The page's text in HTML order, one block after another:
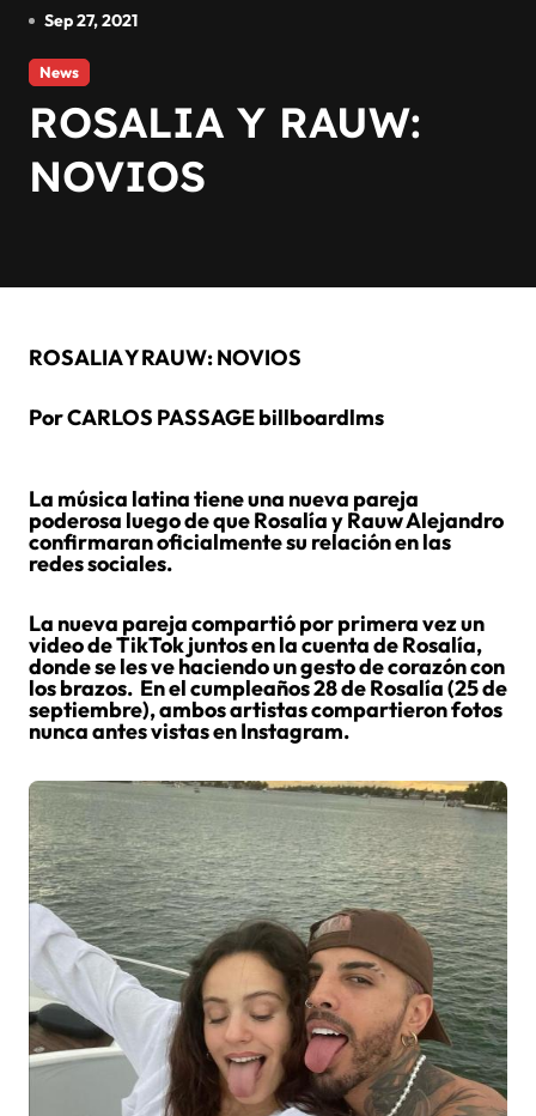
Sep 27, 2021
News
ROSALIA Y RAUW:
NOVIOS
ROSALIA Y RAUW: NOVIOS
Por CARLOS PASSAGE billboardlms
La música latina tiene una nueva pareja
poderosa luego de que Rosalía y Rauw Alejandro
confirmaran oficialmente su relación en las
redes sociales.
La nueva pareja compartió por primera vez un
video de TikTok juntos en la cuenta de Rosalía,
donde se les ve haciendo un gesto de corazón con
los brazos. En el cumpleaños 28 de Rosalía (25 de
septiembre), ambos artistas compartieron fotos
nunca antes vistas en Instagram.